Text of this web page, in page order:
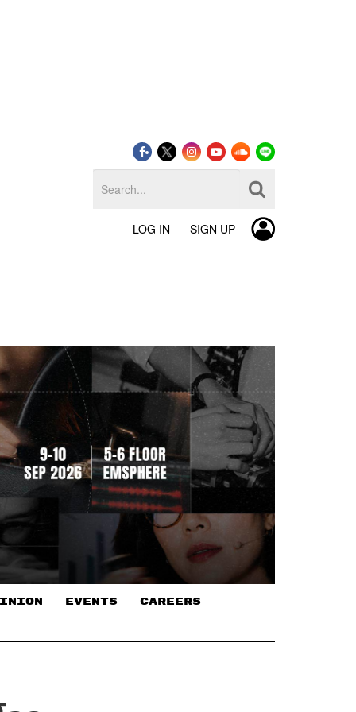
LOG IN SIGN UP
EVENTS CAREERS